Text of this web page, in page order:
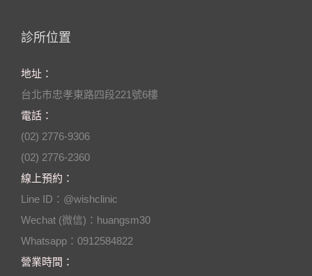
診所位置
地址：
台北市忠孝東路四段221號6樓
電話：
(02) 2776-9306
(02) 2776-2360
線上預約：
Line ID：@wishclinic
Wechat (微信)：huangsm30
Whatsapp：0912584822
營業時間：